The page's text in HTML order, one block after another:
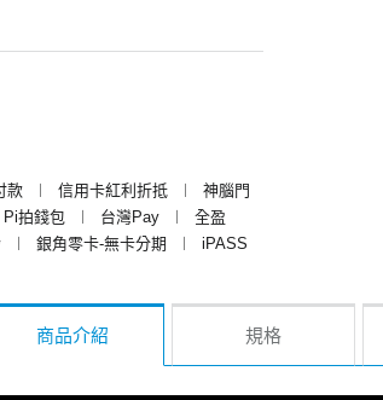
款 ︱ 信用卡紅利折抵 ︱
神腦門
Pi拍錢包 ︱ 台灣Pay ︱
全盈
︱ 銀角零卡-無卡分期 ︱
iPASS
商品介紹 規格